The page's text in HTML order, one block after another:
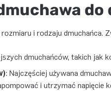
do
i rodzaju dmuchańca.
dmuchańców, takich jak
: Najczęściej używana
i utrzymać napięcie